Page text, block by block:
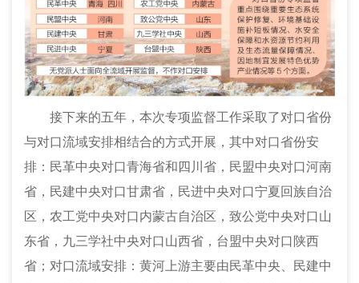
接下来的五年， 本次专项监督工作采取了对口省份
与对口流域安排相结合的方式开展，其中对口省份安
排：民革中央对口青海省和四川省，民盟中央对口河南
省，民建中央对口甘肃省，民进中央对口宁夏回族自治
区，农工党中央对口内蒙古自治区，致公党中央对口山
东省，九三学社中央对口山西省，台盟中央对口陕西
省；对口流域安排：黄河上游主要由民革中央、民建中